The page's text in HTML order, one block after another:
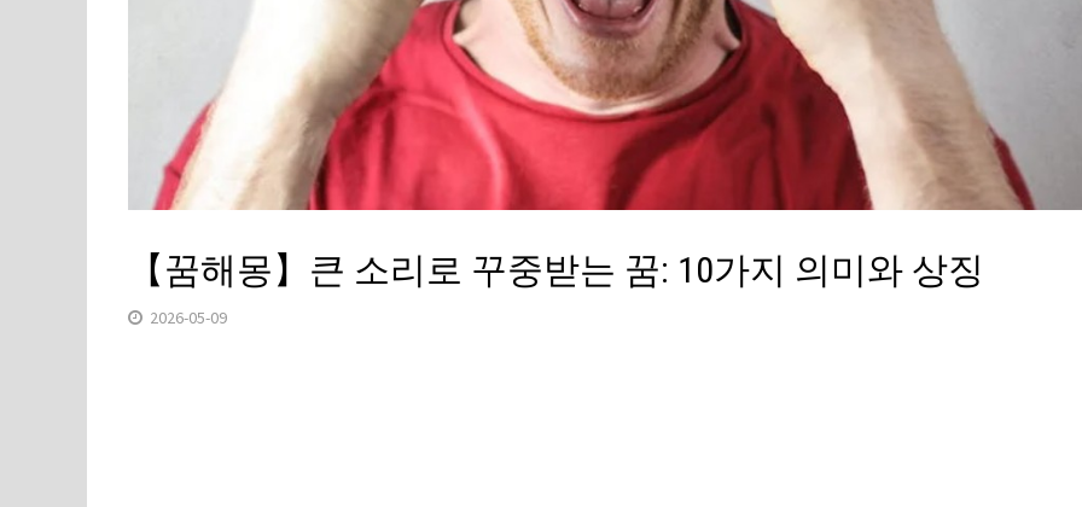
【꿈해몽】큰 소리로 꾸중받는 꿈: 10가지 의미와 상징
2026-05-09